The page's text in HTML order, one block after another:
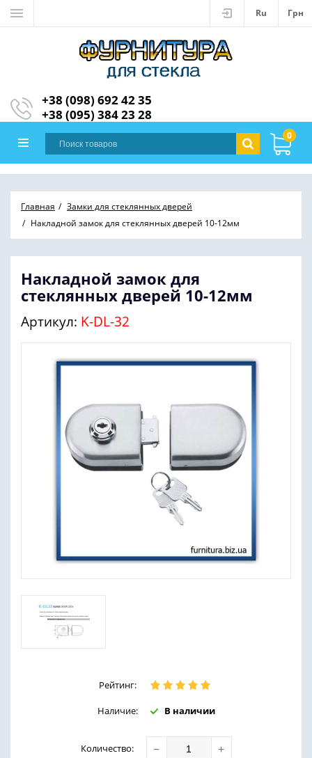
Ru Грн
+38 (098) 692 42 35
+38 (095) 384 23 28
0
Главная
Замки для стеклянных дверей
Накладной замок для стеклянных дверей 10-12мм
Накладной замок для
стеклянных дверей 10-12мм
Артикул: K-DL-32
Рейтинг:
Наличие: В наличии
Количество: − +